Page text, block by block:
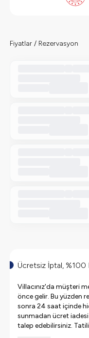
Fiyatlar / Rezervasyon
Ücretsiz İptal, %100
Villacınız'da müşteri
önce gelir. Bu yüzden
sonra 24 saat içinde
sunmadan ücret
talep edebilirsiniz.